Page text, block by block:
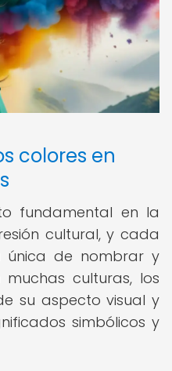
colores en
fundamental en la
cultural, y cada
única de nombrar y
muchas culturas, los
su aspecto visual y
simbólicos y